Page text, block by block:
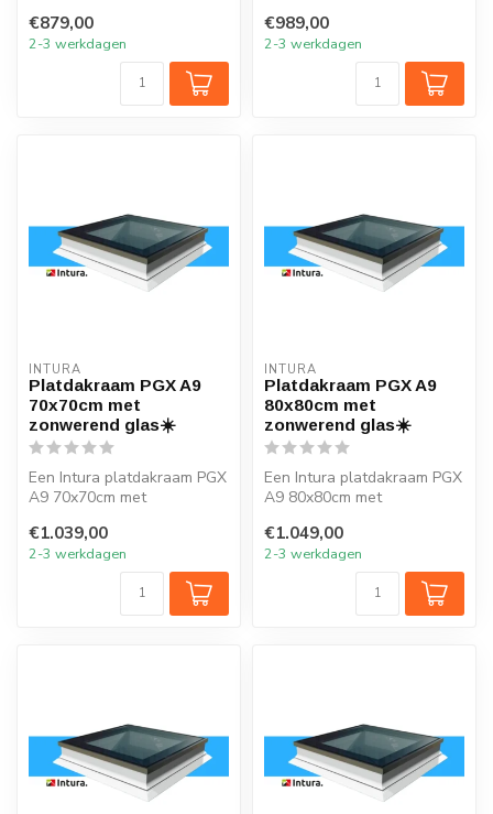
vertrek on...
€879,00
2-3 werkdagen
vertrek ...
€989,00
2-3 werkdagen
INTURA
Platdakraam PGX A9
70x70cm met
zonwerend glas☀️
Een Intura platdakraam PGX
A9 70x70cm met
vertrek on...
€1.039,00
2-3 werkdagen
INTURA
Platdakraam PGX A9
80x80cm met
zonwerend glas☀️
Een Intura platdakraam PGX
A9 80x80cm met
vertrek on...
€1.049,00
2-3 werkdagen